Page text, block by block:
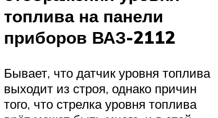
топлива на панели
приборов ВАЗ-2112
Бывает, что датчик уровня топлива
выходит из строя, однако причин
того, что стрелка уровня топлива